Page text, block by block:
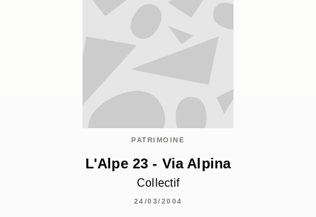
PATRIMOINE
L'Alpe 23 - Via Alpina
Collectif
24/03/2004